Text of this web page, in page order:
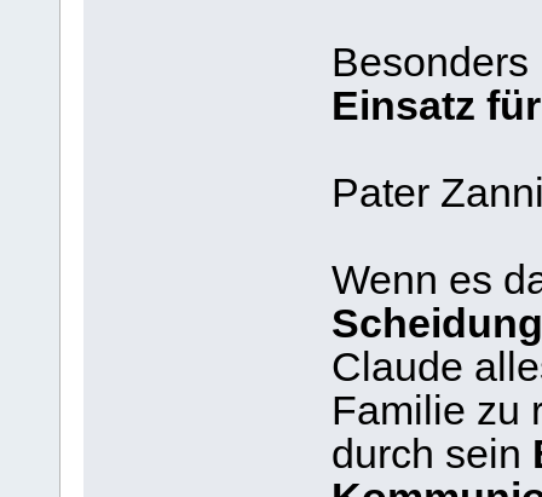
Einsatz
Pater
Wenn es
Claude
Familie zu
durch sein